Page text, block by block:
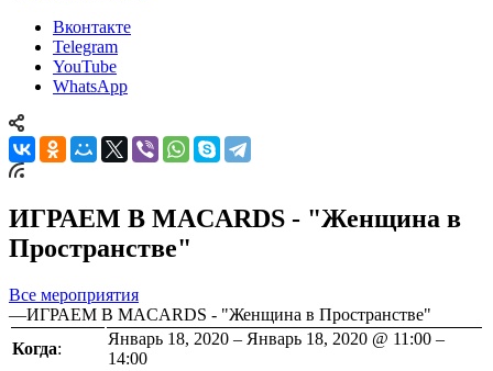
Вконтакте
Telegram
YouTube
WhatsApp
ИГРАЕМ В MACARDS - "Женщина в
Пространстве"
Все мероприятия
—ИГРАЕМ В MACARDS - "Женщина в Пространстве"
Когда:
Январь 18, 2020 – Январь 18, 2020 @ 11:00 –
14:00